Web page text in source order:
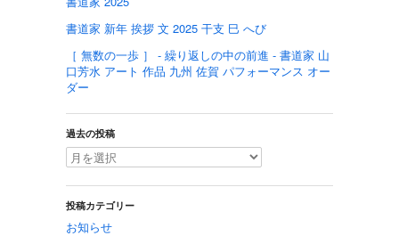
書道家 新年 挨拶 文 2025 干支 巳 へび
［ 無数の一歩 ］ - 繰り返しの中の前進 - 書道家 山
口芳水 アート 作品 九州 佐賀 パフォーマンス オー
ダー
過去の投稿
投稿カテゴリー
お知らせ